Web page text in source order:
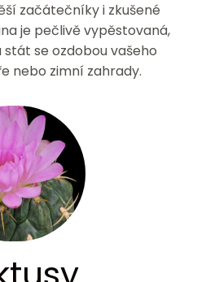
začátečníky i zkušené
je pečlivě vypěstovaná,
se ozdobou vašeho
nebo zimní zahrady.